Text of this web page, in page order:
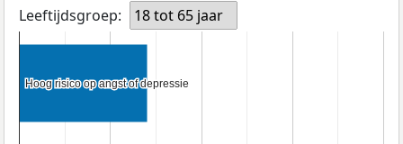
Leeftijdsgroep:
18 tot 65 jaar
Hoog risico op angst of depressie
Hoog risico op angst of depressie